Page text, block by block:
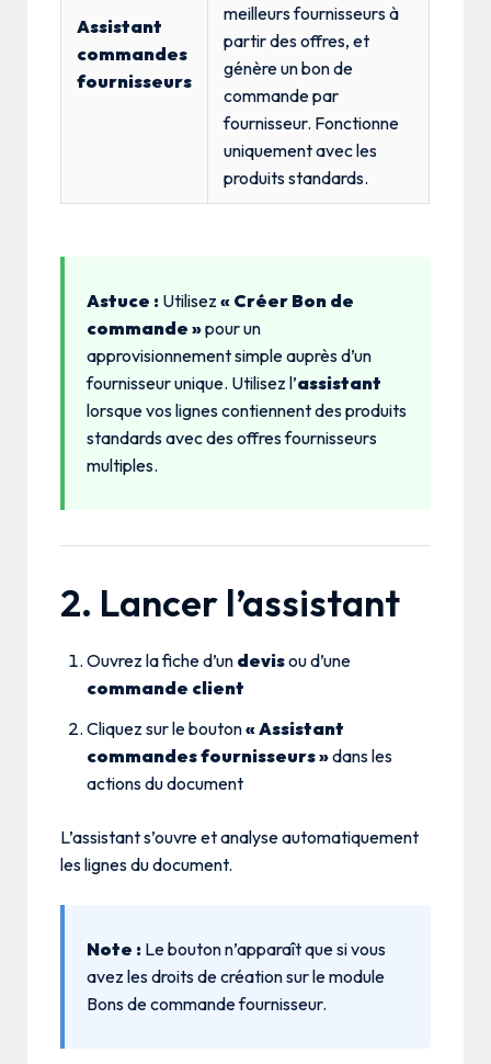
Assistant
commandes
fournisseurs
meilleurs fournisseurs à
partir des offres, et
génère un bon de
commande par
fournisseur. Fonctionne
uniquement avec les
produits standards.
Astuce : Utilisez « Créer Bon de
commande »pour un
approvisionnement simple auprès d’un
fournisseur unique. Utilisez l’assistant
lorsque vos lignes contiennent des produits
standards avec des offres fournisseurs
multiples.
2. Lancer l’assistant
Ouvrez la fiche d’un devisou d’une
commande client
Cliquez sur le bouton« Assistant
commandes fournisseurs »dans les
actions du document
L’assistant s’ouvre et analyse automatiquement
les lignes du document.
Note : Le bouton n’apparaît que si vous
avez les droits de création sur le module
Bons de commande fournisseur.